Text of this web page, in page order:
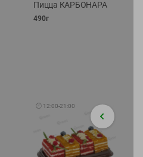
Пицца КАРБОНАРА
490г
🕘 12:00-21:00